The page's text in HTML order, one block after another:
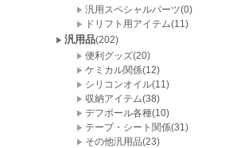
汎用スペシャルパーツ(0)
ドリフト用アイテム(11)
汎用品(202)
便利グッズ(20)
ケミカル関係(12)
シリコンオイル(11)
収納アイテム(38)
デフボール各種(10)
テープ・シート関係(31)
その他汎用品(23)